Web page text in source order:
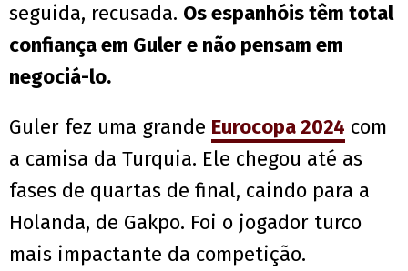
seguida, recusada. Os espanhóis têm total
confiança em Guler e não pensam em
negociá-lo.
Guler fez uma grande Eurocopa 2024 com
a camisa da Turquia. Ele chegou até as
fases de quartas de final, caindo para a
Holanda, de Gakpo. Foi o jogador turco
mais impactante da competição.